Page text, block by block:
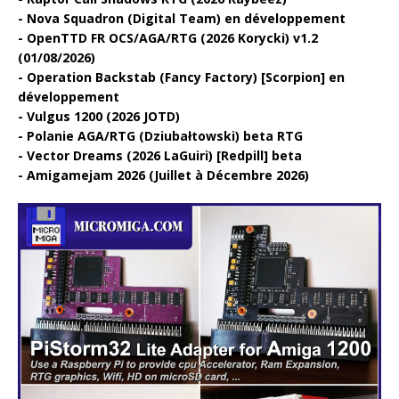
Nova Squadron (Digital Team) en développement
OpenTTD FR OCS/AGA/RTG (2026 Korycki) v1.2
(01/08/2026)
Operation Backstab (Fancy Factory) [Scorpion] en
développement
Vulgus 1200 (2026 JOTD)
Polanie AGA/RTG (Dziubałtowski) beta RTG
Vector Dreams (2026 LaGuiri) [Redpill] beta
Amigamejam 2026 (Juillet à Décembre 2026)